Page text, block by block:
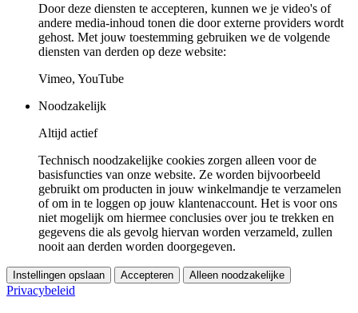
Door deze diensten te accepteren, kunnen we je video's of
andere media-inhoud tonen die door externe providers wordt
gehost. Met jouw toestemming gebruiken we de volgende
diensten van derden op deze website:
Vimeo, YouTube
Noodzakelijk
Altijd actief
Technisch noodzakelijke cookies zorgen alleen voor de
basisfuncties van onze website. Ze worden bijvoorbeeld
gebruikt om producten in jouw winkelmandje te verzamelen
of om in te loggen op jouw klantenaccount. Het is voor ons
niet mogelijk om hiermee conclusies over jou te trekken en
gegevens die als gevolg hiervan worden verzameld, zullen
nooit aan derden worden doorgegeven.
Instellingen opslaan Accepteren Alleen noodzakelijke
Privacybeleid